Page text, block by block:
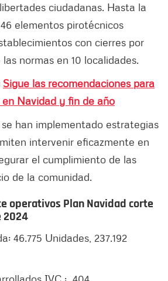
ciudadanas. Hasta la
elementos pirotécnicos
con cierres por
normas en 10 localidades.
Sigue las recomendaciones para
Navidad y fin de año
han implementado estrategias
intervenir eficazmente en
el cumplimiento de las
de la comunidad.
operativos Plan Navidad corte
2024
46.775 Unidades, 237.192